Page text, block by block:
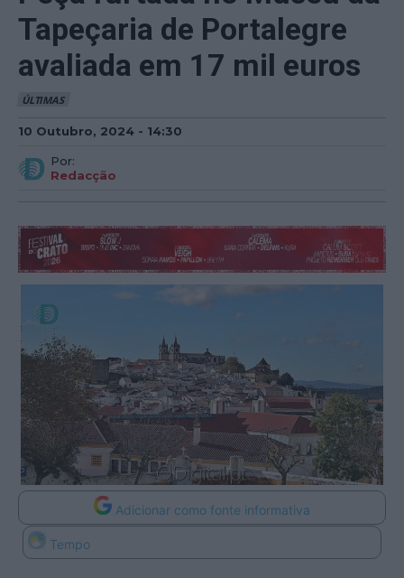
Tapeçaria de Portalegre
avaliada em 17 mil euros
ÚLTIMAS
10 Outubro, 2024 - 14:30
Por:
Redacção
Adicionar como fonte informativa
Tempo